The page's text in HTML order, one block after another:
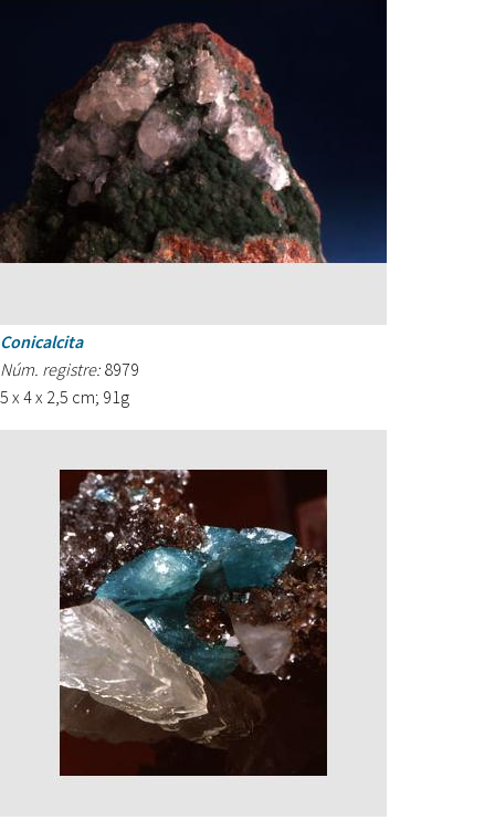
Conicalcita
Núm. registre: 8979
5 x 4 x 2,5 cm; 91g